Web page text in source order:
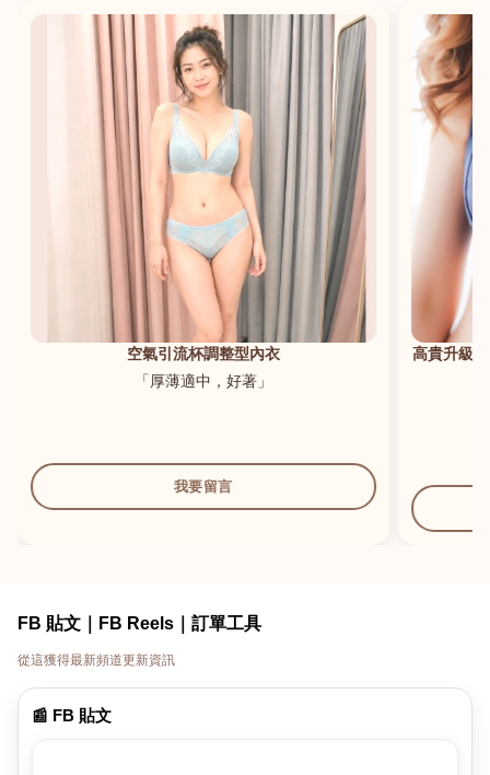
空氣引流杯調整型內衣
「厚薄適中，好著」
我要留言
高貴升級
FB 貼文｜FB Reels｜訂單工具
從這獲得最新頻道更新資訊
📰 FB 貼文
港澳中文
English